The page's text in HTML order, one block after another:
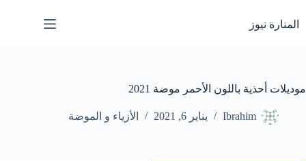
إلى
المحتوى
المنارة نيوز
موديلات أحذية باللون الأحمر موضة 2021
Ibrahim يناير 6, 2021 الأزياء و الموضة